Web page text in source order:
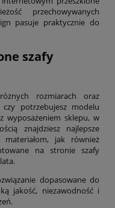
przechowywanych
pasuje praktycznie do
szafy
rozmiarach oraz
potrzebujesz modelu
wyposażeniem sklepu, w
znajdziesz najlepsze
materiałom, jak również
na stronie szafy
dopasowane do
jakość, niezawodność i